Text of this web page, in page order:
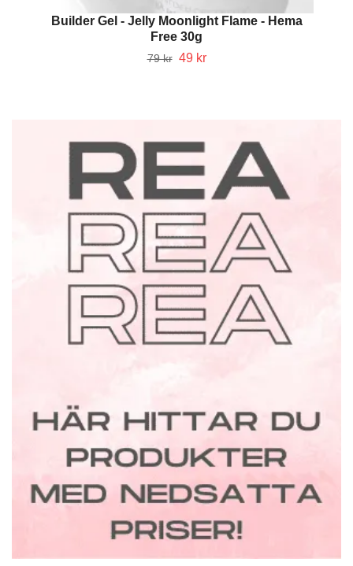
Builder Gel - Jelly Moonlight Flame - Hema
Free 30g
79 kr 49 kr